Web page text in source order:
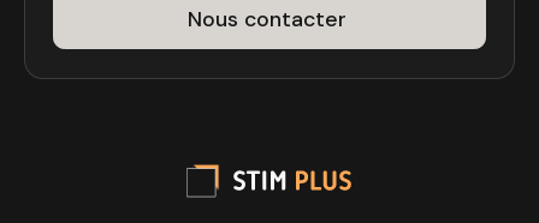
Nous contacter